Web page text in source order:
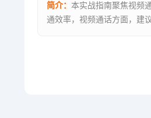
简介： 本实战指南聚焦视频
通效率，视频通话方面，建